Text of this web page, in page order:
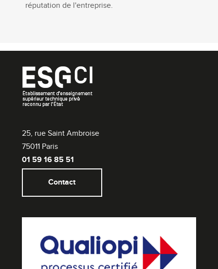
réputation de l'entreprise.
25, rue Saint Ambroise
75011 Paris
01 59 16 85 51
Contact